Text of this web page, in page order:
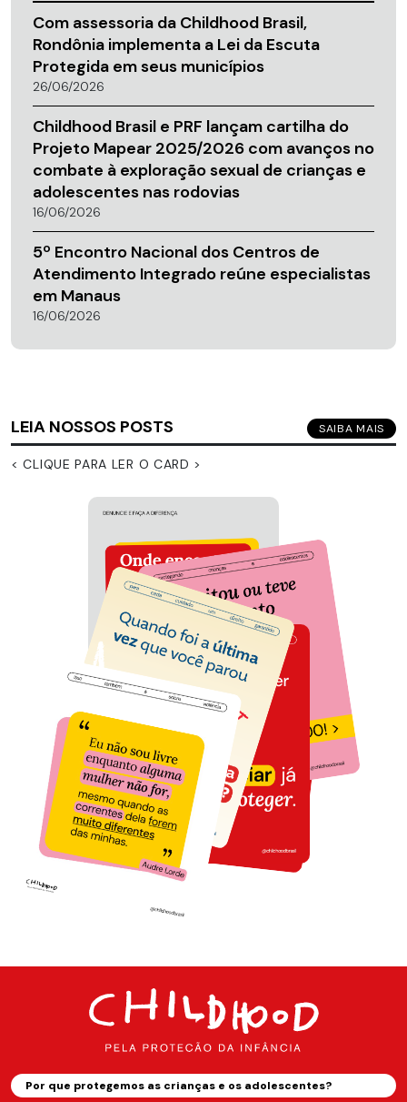
Com assessoria da Childhood Brasil,
Rondônia implementa a Lei da Escuta
Protegida em seus municípios
26/06/2026
Childhood Brasil e PRF lançam cartilha do
Projeto Mapear 2025/2026 com avanços no
combate à exploração sexual de crianças e
adolescentes nas rodovias
16/06/2026
5º Encontro Nacional dos Centros de
Atendimento Integrado reúne especialistas
em Manaus
16/06/2026
LEIA NOSSOS POSTS SAIBA MAIS
< CLIQUE PARA LER O CARD >
Por que protegemos as crianças e os adolescentes?